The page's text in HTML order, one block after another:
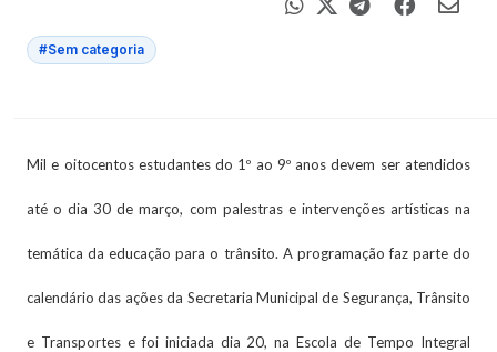
#Sem categoria
Mil e oitocentos estudantes do 1º ao 9º anos devem ser atendidos
até o dia 30 de março, com palestras e intervenções artísticas na
temática da educação para o trânsito. A programação faz parte do
calendário das ações da Secretaria Municipal de Segurança, Trânsito
e Transportes e foi iniciada dia 20, na Escola de Tempo Integral